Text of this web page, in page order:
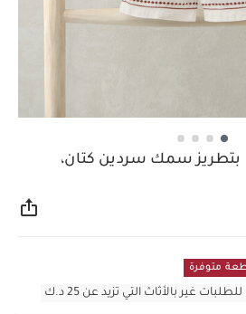
سمك سردين كتان،
متوفرة
غير بالأثاث التي تزيد عن 25 د.ك